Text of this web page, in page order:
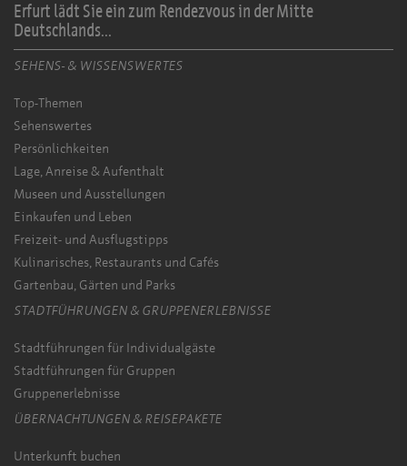
Erfurt lädt Sie ein zum Rendezvous in der Mitte
Deutschlands...
SEHENS- & WISSENSWERTES
Top-Themen
Sehenswertes
Persönlichkeiten
Lage, Anreise & Aufenthalt
Museen und Ausstellungen
Einkaufen und Leben
Freizeit- und Ausflugstipps
Kulinarisches, Restaurants und Cafés
Gartenbau, Gärten und Parks
STADTFÜHRUNGEN & GRUPPENERLEBNISSE
Stadtführungen für Individualgäste
Stadtführungen für Gruppen
Gruppenerlebnisse
ÜBERNACHTUNGEN & REISEPAKETE
Unterkunft buchen